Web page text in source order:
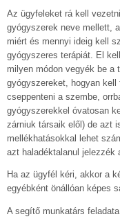
Az ügyfeleket rá kell
gyógyszerek neve mellett,
miért és mennyi ideig kell
gyógyszeres terápiát. El
milyen módon vegyék be a
gyógyszereket, hogyan
cseppenteni a szembe,
gyógyszerekkel óvatosan
zárniuk társaik elől) de azt
mellékhatásokkal lehet
azt haladéktalanul jelezzék
Ha az ügyfél kéri, akkor a
egyébként önállóan képes
A segítő munkatárs